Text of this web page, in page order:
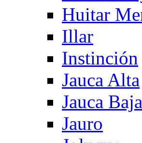
Huitar
Illar
Instinción
Jauca Alta
Jauca Baja
Jauro